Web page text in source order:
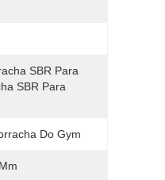
SBR Para
SBR Para
Do Gym